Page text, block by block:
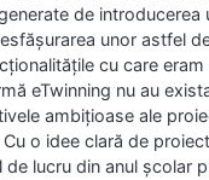
de introducerea
unor astfel
cu care eram
eTwinning nu au
ambițioase ale
o idee clară de
de lucru din anul școlar